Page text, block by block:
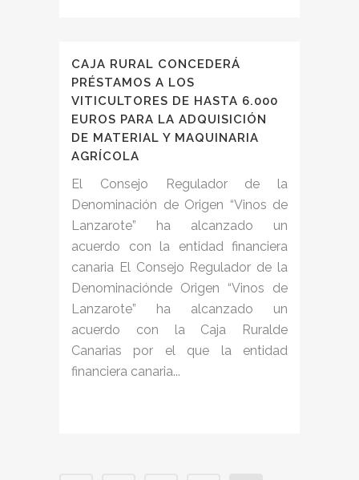
CAJA RURAL CONCEDERÁ
PRÉSTAMOS A LOS
VITICULTORES DE HASTA 6.000
EUROS PARA LA ADQUISICIÓN
DE MATERIAL Y MAQUINARIA
AGRÍCOLA
El Consejo Regulador de la
Denominación de Origen “Vinos de
Lanzarote” ha alcanzado un
acuerdo con la entidad financiera
canaria El Consejo Regulador de la
Denominaciónde Origen “Vinos de
Lanzarote” ha alcanzado un
acuerdo con la Caja Ruralde
Canarias por el que la entidad
financiera canaria...